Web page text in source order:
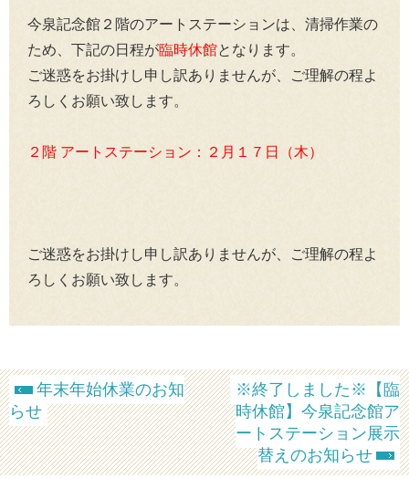
今泉記念館２階のアートステーションは、清掃作業の
ため、下記の日程が臨時休館となります。
ご迷惑をお掛けし申し訳ありませんが、ご理解の程よ
ろしくお願い致します。
２階 アートステーション：２月１７日（木）
ご迷惑をお掛けし申し訳ありませんが、ご理解の程よ
ろしくお願い致します。
年末年始休業のお知
らせ
※終了しました※【臨
時休館】今泉記念館ア
ートステーション展示
替えのお知らせ